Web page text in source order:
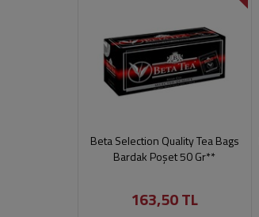
Beta Selection Quality Tea Bags
Bardak Poşet 50 Gr**
163,50 TL